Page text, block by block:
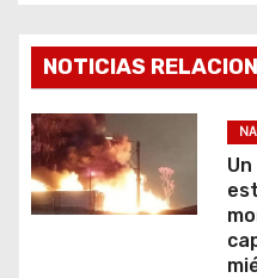
g
a
c
i
NOTICIAS